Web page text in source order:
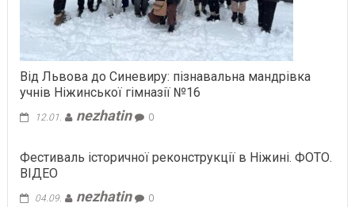
Від Львова до Синевиру: пізнавальна мандрівка
учнів Ніжинської гімназії №16
12.01. nezhatin 0
Фестиваль історичної реконструкції в Ніжині. ФОТО.
ВІДЕО
04.09. nezhatin 0